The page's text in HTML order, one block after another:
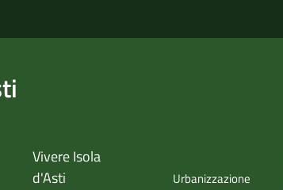
Vivere Isola
d'Asti
Urbanizzazione